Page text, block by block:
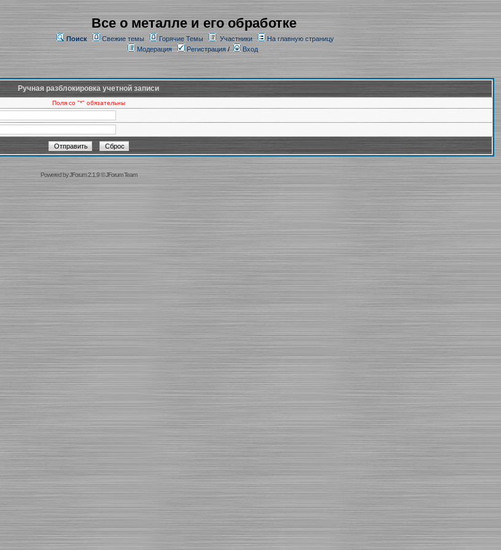
Все о металле и его обработке
Поиск Свежие темы Горячие Темы Участники
На главную страницу
Модерация
Регистрация/ Вход
Ручная разблокировка учетной записи
Поля со "*" обязательны
Powered byJForum 2.1.9©JForum Team